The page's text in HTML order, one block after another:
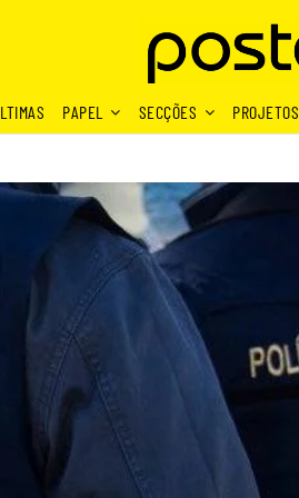
PAPEL SECÇÕES PROJETOS